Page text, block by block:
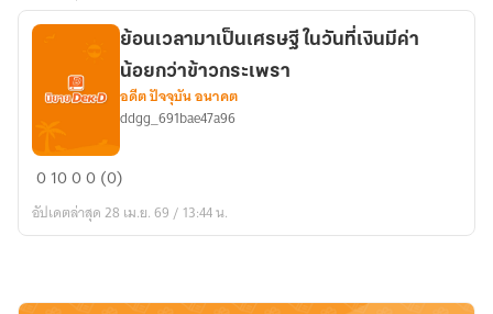
ย้อน
มา
ใน
ย้อนเวลามาเป็นเศรษฐี ในวันที่เงินมีค่า
น้อยกว่าข้าวกระเพรา
อดีต ปัจจุบัน อนาคต
ddgg_691bae47a96
01000 (0)
อัปเดตล่าสุด 28 เม.ย. 69 / 13:44 น.